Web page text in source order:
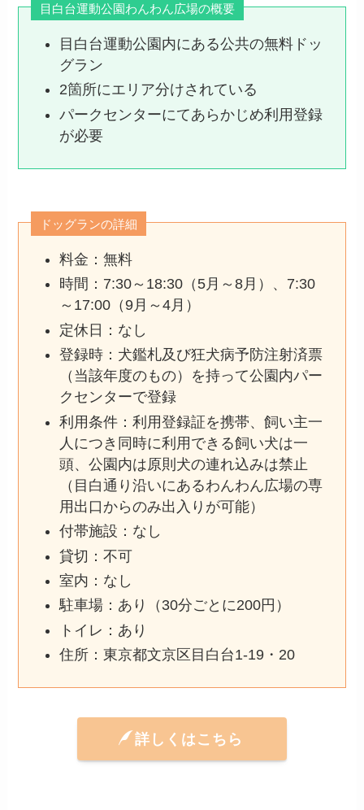
目白台運動公園わんわん広場の概要
目白台運動公園内にある公共の無料ドッ
グラン
2箇所にエリア分けされている
パークセンターにてあらかじめ利用登録
が必要
ドッグランの詳細
料金：無料
時間：7:30～18:30（5月～8月）、7:30
～17:00（9月～4月）
定休日：なし
登録時：犬鑑札及び狂犬病予防注射済票
（当該年度のもの）を持って公園内パー
クセンターで登録
利用条件：利用登録証を携帯、飼い主一
人につき同時に利用できる飼い犬は一
頭、公園内は原則犬の連れ込みは禁止
（目白通り沿いにあるわんわん広場の専
用出口からのみ出入りが可能）
付帯施設：なし
貸切：不可
室内：なし
駐車場：あり（30分ごとに200円）
トイレ：あり
住所：東京都文京区目白台1-19・20
詳しくはこちら